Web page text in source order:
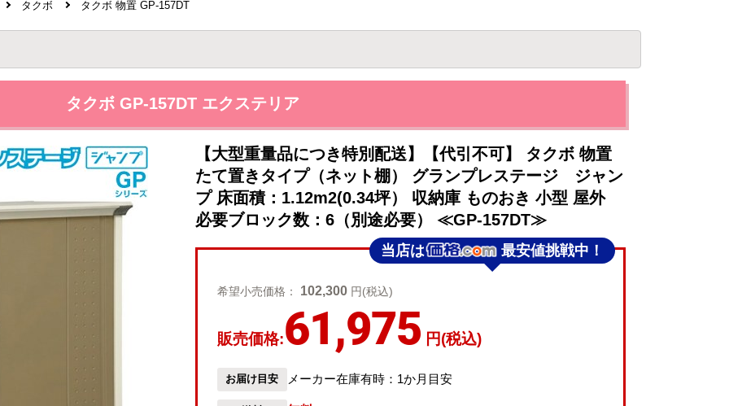
タクボ タクボ 物置 GP-157DT
タクボ GP-157DT エクステリア
【大型重量品につき特別配送】【代引不可】 タクボ 物置
たて置きタイプ（ネット棚） グランプレステージ ジャン
プ 床面積：1.12m2(0.34坪） 収納庫 ものおき 小型 屋外
必要ブロック数：6（別途必要） ≪GP-157DT≫
当店は 最安値挑戦中！
希望小売価格： 102,300 円(税込)
販売価格:61,975 円(税込)
お届け目安 メーカー在庫有時：1か月目安